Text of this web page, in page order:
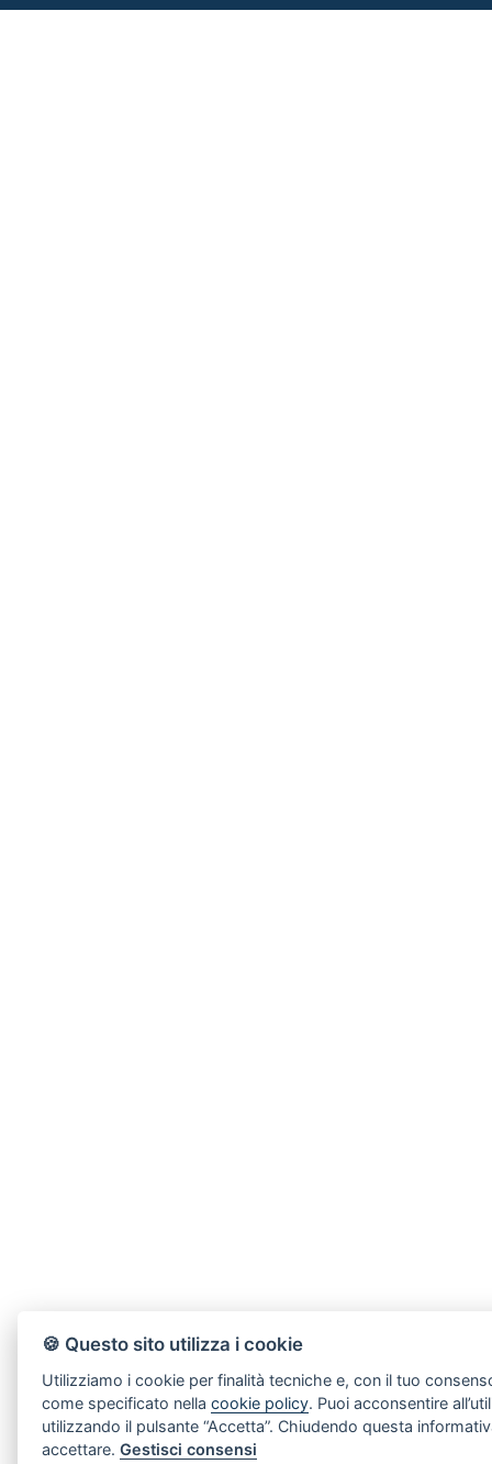
🍪 Questo sito utilizza i cookie
Utilizziamo i cookie per finalità tecniche e, con il tuo
come specificato nellacookie policy. Puoi acconsentire
utilizzando il pulsante “Accetta”. Chiudendo questa
accettare.Gestisci consensi